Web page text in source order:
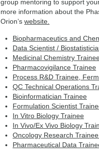
group mentoring to support
more information about the
Orion’s website.
Biopharmaceutics and
Data Scientist /
Medicinal Chemistry
Pharmacovigilance Trainee
Process R&D Trainee,
QC Technical Operations
Bioinformatician Trainee
Formulation Scientist
In Vitro Biology Trainee
In Vivo/Ex Vivo Biology
Oncology Research
Pharmaceutical Data